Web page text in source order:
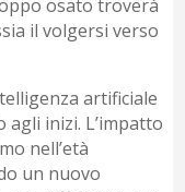
osato troverà
il volgersi verso
artificiale
agli inizi. L’impatto
nell’età
un nuovo